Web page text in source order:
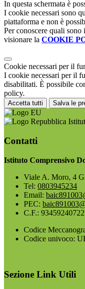
In questa schermata è
I cookie necessari sono
piattaforma e non è
Per conoscere quali
visionare la COOKIE
Cookie necessari per il
I cookie necessari per il
disabilitati. È possibile
policy.
Accetta tutti Salva le
Contatti
Istituto Comprensivo
Viale A. Moro, 4
Tel: 0803945234
Email:
PEC:
C.F.: 93459240722
Codice
Codice univoco:
Sezione Link Utili